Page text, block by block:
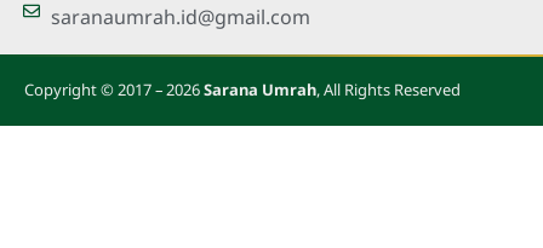
saranaumrah.id@gmail.com
Copyright © 2017 – 2026Sarana Umrah, All Rights Reserved